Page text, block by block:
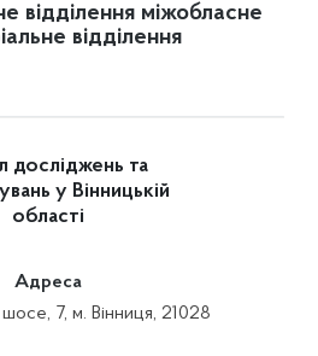
відділення міжобласне
відділення
досліджень та
у Вінницькій
області
Адреса
7, м. Вінниця, 21028